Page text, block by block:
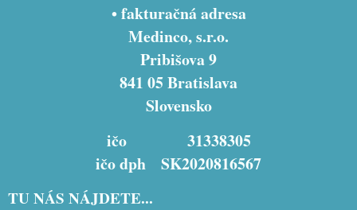
• fakturačná adresa
Medinco, s.r.o.
Pribišova 9
841 05 Bratislava
Slovensko
ičo 31338305
ičo dph SK2020816567
TU NÁS NÁJDETE...